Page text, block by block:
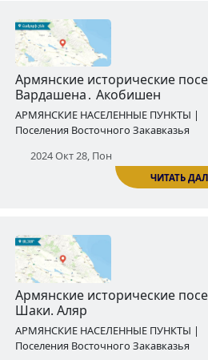
Армянские
Шаки․ Киш
АРМЯНСКИЕ НАСЕЛЕННЫЕ
Поселения Восточного
Армянские
Вардашена․ Акобишен